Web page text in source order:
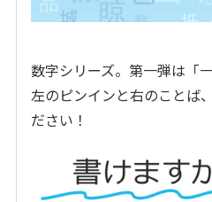
数字シリーズ。第一弾は「一
左のピンインと右のことば
ださい！